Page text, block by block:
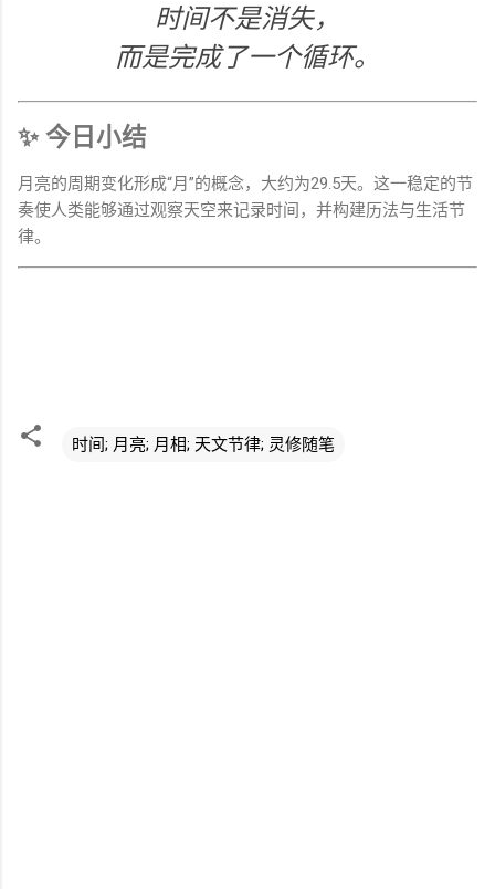
时间不是消失，
而是完成了一个循环。
✨ 今日小结
月亮的周期变化形成“月”的概念，大约为29.5天。这一稳定的节
奏使人类能够通过观察天空来记录时间，并构建历法与生活节
律。
时间; 月亮; 月相; 天文节律; 灵修随笔